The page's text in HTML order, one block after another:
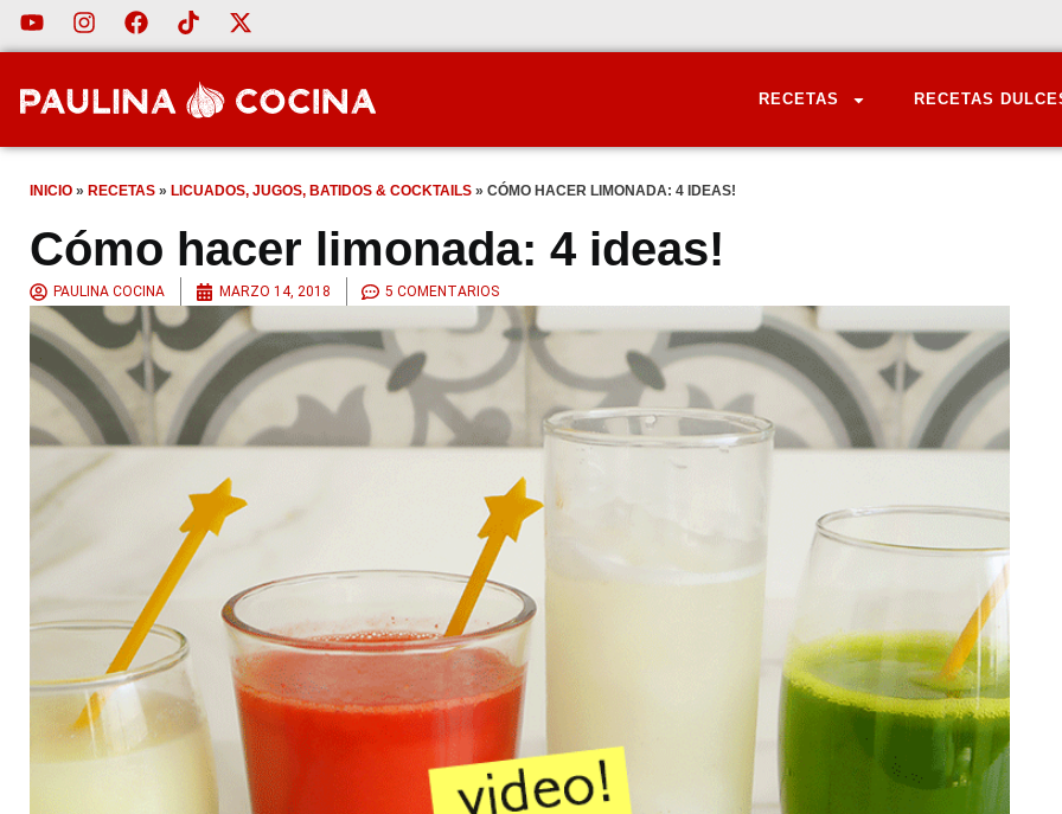
RECETAS RECETAS
INICIO » RECETAS » LICUADOS, JUGOS, BATIDOS & COCKTAILS » CÓMO HACER LIMONADA: 4 IDEAS!
Cómo hacer limonada: 4 ideas!
PAULINA COCINA MARZO 14, 2018 5 COMENTARIOS